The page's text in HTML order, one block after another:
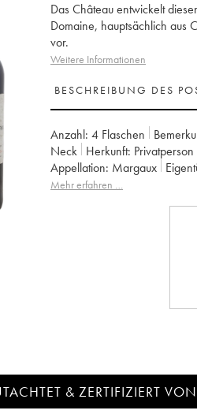
Das Château entwickelt
Domaine, hauptsächlich aus
vor.
Weitere Informationen
BESCHREIBUNG DES
Anzahl: 4 Flaschen
Neck
Herkunft: privatperson
Appellation:
Margaux
Mehr erfahren …
& ZERTIFIZIERT